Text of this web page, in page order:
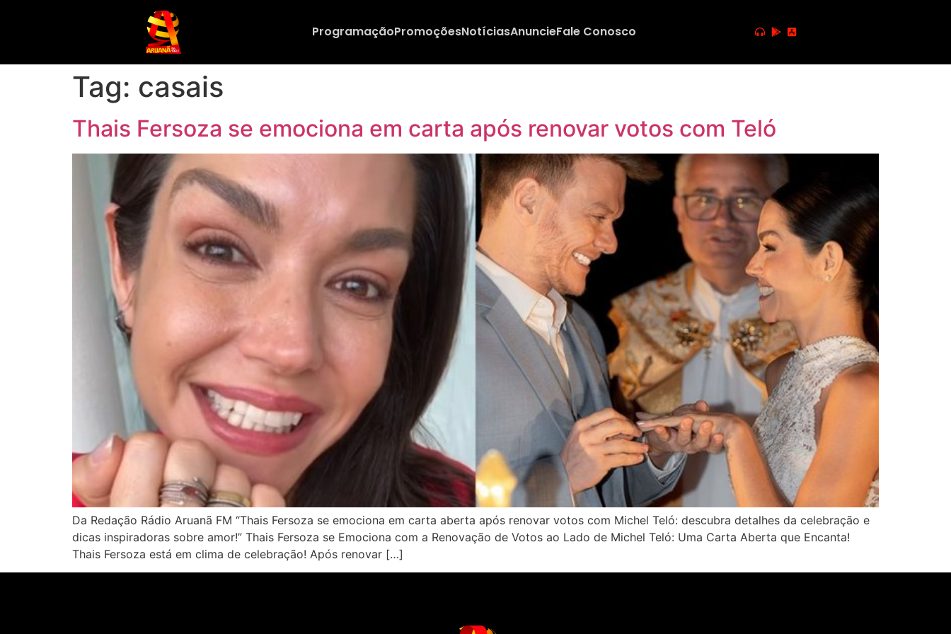
ProgramaçãoPromoçõesNotíciasAnuncieFale Conosco
Tag: casais
Thais Fersoza se emociona em carta após renovar votos com Teló
Da Redação Rádio Aruanã FM “Thais Fersoza se emociona em carta aberta após renovar votos com Michel Teló: descubra detalhes da celebração e
dicas inspiradoras sobre amor!” Thais Fersoza se Emociona com a Renovação de Votos ao Lado de Michel Teló: Uma Carta Aberta que Encanta!
Thais Fersoza está em clima de celebração! Após renovar […]